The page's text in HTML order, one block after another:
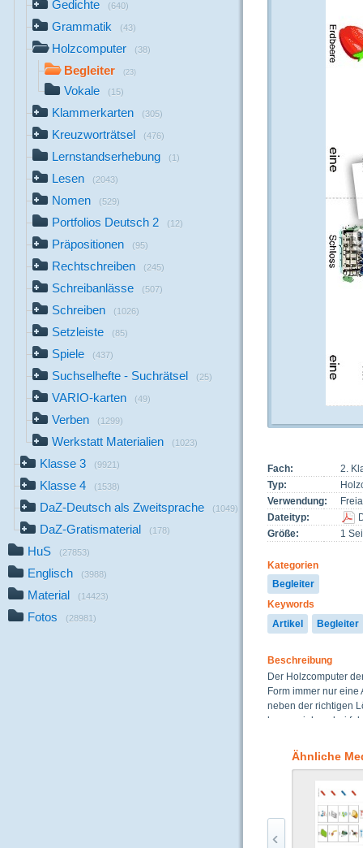
Gedichte (640)
Grammatik (43)
Holzcomputer (38)
Begleiter (23)
Vokale (15)
Klammerkarten (305)
Kreuzworträtsel (476)
Lernstandserhebung (1)
Lesen (2043)
Nomen (529)
Portfolios Deutsch 2 (12)
Präpositionen (95)
Rechtschreiben (245)
Schreibanlässe (507)
Schreiben (1026)
Setzleiste (85)
Spiele (437)
Suchselhefte - Suchrätsel (25)
VARIO-karten (49)
Verben (1299)
Werkstatt Materialien (1023)
Klasse 3 (9921)
Klasse 4 (1538)
DaZ-Deutsch als Zweitsprache (1049)
DaZ-Gratismaterial (178)
HuS (27853)
Englisch (3988)
Material (14423)
Fotos (28981)
Fach:
2.
Typ:
Verwendung:
Dateityp:
Größe:
1
Kategorien
Begleiter
Keywords
Artikel
Begleiter
Beschreibung
Der Holzcomputer
Form immer nur
neben der richtigen
herausziehen, bei
werden. Auf den
Ähnliche